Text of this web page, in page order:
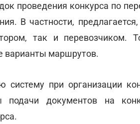
проведения конкурса по
В частности,
так и перевозчиком.
варианты маршрутов.
при организации
подачи документов на